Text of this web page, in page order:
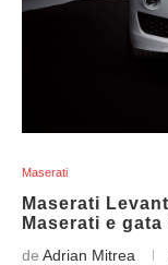
Maserati
Maserati
Maserati e
de Adrian Mitrea